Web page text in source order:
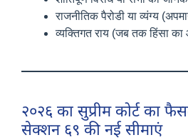
राजनीतिक पैरोडी या व्यंग्य
व्यक्तिगत राय (जब तक हिंसा का
२०२६ का सुप्रीम कोर्ट का
सेक्शन ६९ की नई सीमाएं